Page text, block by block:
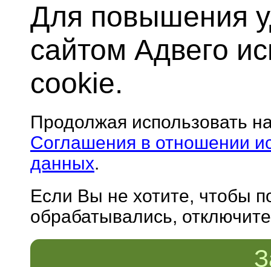
Для повышения
сайтом Адвего
cookie.
Продолжая использовать
Соглашения в отношении
данных.
Если Вы не хотите, чтобы
обрабатывались,